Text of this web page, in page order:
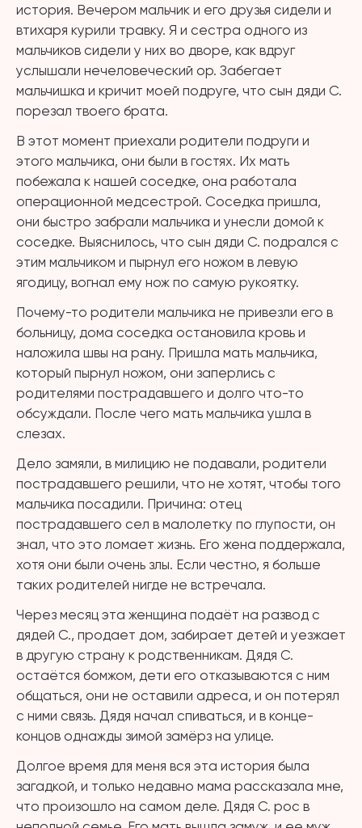
история. Вечером мальчик и его друзья сидели и
втихаря курили травку. Я и сестра одного из
мальчиков сидели у них во дворе, как вдруг
услышали нечеловеческий ор. Забегает
мальчишка и кричит моей подруге, что сын дяди С.
порезал твоего брата.
В этот момент приехали родители подруги и
этого мальчика, они были в гостях. Их мать
побежала к нашей соседке, она работала
операционной медсестрой. Соседка пришла,
они быстро забрали мальчика и унесли домой к
соседке. Выяснилось, что сын дяди С. подрался с
этим мальчиком и пырнул его ножом в левую
ягодицу, вогнал ему нож по самую рукоятку.
Почему-то родители мальчика не привезли его в
больницу, дома соседка остановила кровь и
наложила швы на рану. Пришла мать мальчика,
который пырнул ножом, они заперлись с
родителями пострадавшего и долго что-то
обсуждали. После чего мать мальчика ушла в
слезах.
Дело замяли, в милицию не подавали, родители
пострадавшего решили, что не хотят, чтобы того
мальчика посадили. Причина: отец
пострадавшего сел в малолетку по глупости, он
знал, что это ломает жизнь. Его жена поддержала,
хотя они были очень злы. Если честно, я больше
таких родителей нигде не встречала.
Через месяц эта женщина подаёт на развод с
дядей С., продает дом, забирает детей и уезжает
в другую страну к родственникам. Дядя С.
остаётся бомжом, дети его отказываются с ним
общаться, они не оставили адреса, и он потерял
с ними связь. Дядя начал спиваться, и в конце-
концов однажды зимой замёрз на улице.
Долгое время для меня вся эта история была
загадкой, и только недавно мама рассказала мне,
что произошло на самом деле. Дядя С. рос в